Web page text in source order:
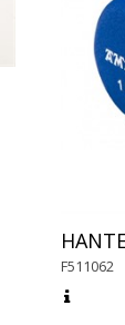
F511062